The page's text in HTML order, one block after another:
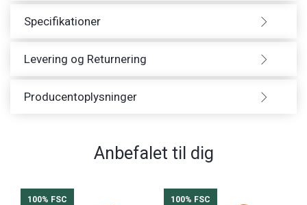
Specifikationer
Levering og Returnering
Producentoplysninger
Anbefalet til dig
100% FSC 100% FSC